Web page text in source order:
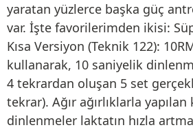
yaratan yüzlerce başka güç
var. İşte favorilerimden ikisi:
Kısa Versiyon (Teknik 122):
kullanarak, 10 saniyelik
4 tekrardan oluşan 5 set
tekrar). Ağır ağırlıklarla yapılan
dinlenmeler laktatın hızla